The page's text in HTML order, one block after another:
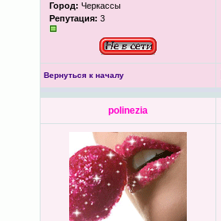
Город: Черкассы
Репутация: 3
Вернуться к началу
polinezia